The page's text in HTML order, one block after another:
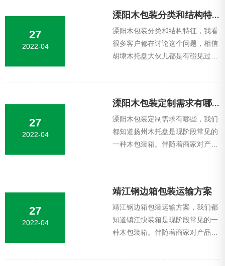
27
2022-04
溧阳木包装分类和结构特征
溧阳木包装分类和结构特征，我看
很多客户都在讨论这个问题，相信
胡埭木托盘大伙儿都是有碰见过，
同的功效，而且它和我们的生活关
27
2022-04
溧阳木包装定制需求有哪些
溧阳木包装定制需求有哪些，我们
都知道扬州木托盘是现阶段常见的
一种木包装箱。伴随着商家对产品
用于一体的产品，有效的箱型和尺
27
2022-04
靖江钢边箱包装运输方案
靖江钢边箱包装运输方案，我们都
知道镇江快装箱是现阶段常见的一
种木包装箱。伴随着商家对产品的
于一体的产品，有效的箱型和尺寸